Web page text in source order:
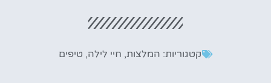
קטגוריות: המלצות, חיי לילה, טיפים